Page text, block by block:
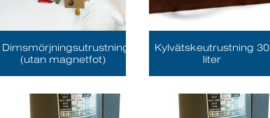
Dimsmörjningsutrustning
(utan magnetfot)
Kylvätskeutrustning 30
liter